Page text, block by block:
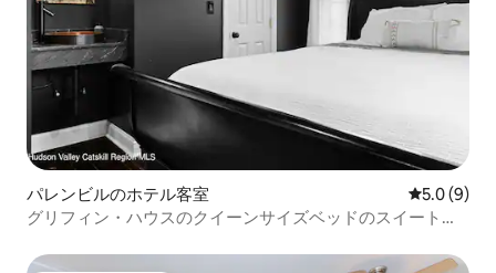
パレンビルのホテル客室 レビュー9
5.0 (9)
グリフィン・ハウスのクイーンサイズベッドのスイートル